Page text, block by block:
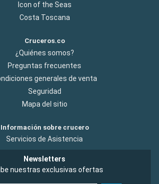
Icon of the Seas
Costa Toscana
Cruceros.co
¿Quiénes somos?
Preguntas frecuentes
generales de venta
Seguridad
Mapa del sitio
Información sobre crucero
Servicios de Asistencia
Newsletters
nuestras exclusivas ofertas